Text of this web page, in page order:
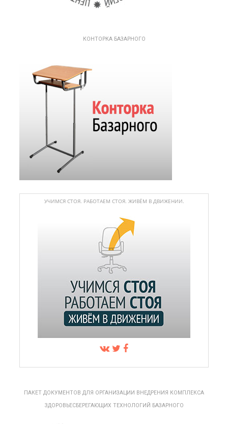
КОНТОРКА БАЗАРНОГО
УЧИМСЯ СТОЯ. РАБОТАЕМ СТОЯ. ЖИВЁМ В ДВИЖЕНИИ.
ПАКЕТ ДОКУМЕНТОВ ДЛЯ ОРГАНИЗАЦИИ ВНЕДРЕНИЯ КОМПЛЕКСА
ЗДОРОВЬЕСБЕРЕГАЮЩИХ ТЕХНОЛОГИЙ БАЗАРНОГО